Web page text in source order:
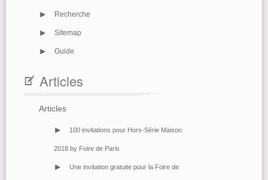
> Recherche
> Sitemap
> Guide
V Articles
Articles
> 100 invitations pour Hors-Série Maison
2018 by Foire de Paris
> Une invitation gratuite pour la Foire de